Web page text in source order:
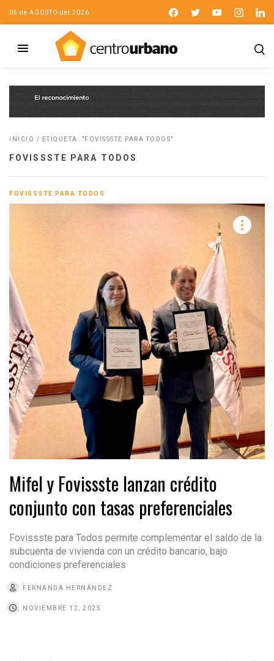
05 de AGOSTO del 2026
INICIO / ETIQUETA: "FOVISSSTE PARA TODOS"
FOVISSSTE PARA TODOS
FOVISSSTE PARA TODOS
Mifel y Fovissste lanzan crédito
conjunto con tasas preferenciales
Fovissste para Todos permite complementar el saldo de la
subcuenta de vivienda con un crédito bancario, bajo
condiciones preferenciales
FERNANDA HERNÁNDEZ
NOVIEMBRE 12, 2025